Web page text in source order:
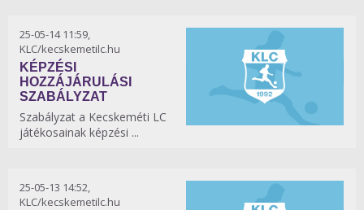
25-05-14 11:59,
KLC/kecskemetilc.hu
KÉPZÉSI
HOZZÁJÁRULÁSI
SZABÁLYZAT
Szabályzat a Kecskeméti LC
játékosainak képzési ...
25-05-13 14:52,
KLC/kecskemetilc.hu